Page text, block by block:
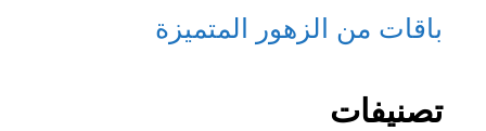
باقات من الزهور المتميزة
تصنيفات